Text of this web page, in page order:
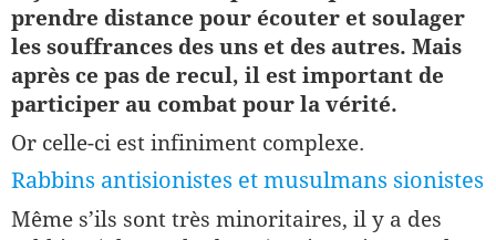
prendre distance pour écouter et soulager
les souffrances des uns et des autres. Mais
après ce pas de recul, il est important de
participer au combat pour la vérité.
Or celle-ci est infiniment complexe.
Rabbins antisionistes et musulmans sionistes
Même s’ils sont très minoritaires, il y a des